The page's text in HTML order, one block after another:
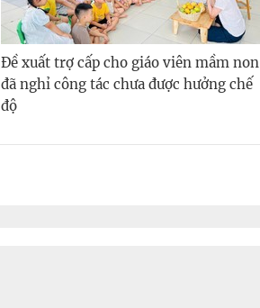
Đề xuất trợ cấp cho giáo viên mầm non
đã nghỉ công tác chưa được hưởng chế
độ